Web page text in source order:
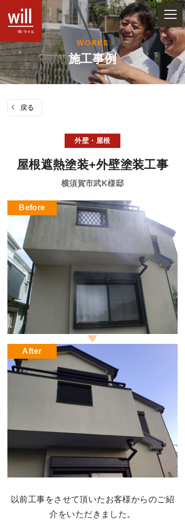
ン
ツ
へ
WORKS
施工事例
戻る
外壁・屋根
屋根遮熱塗装+外壁塗装工事
横須賀市武 K様邸
Before
After
以前工事をさせて頂いたお客様からのご紹
介をいただきました。